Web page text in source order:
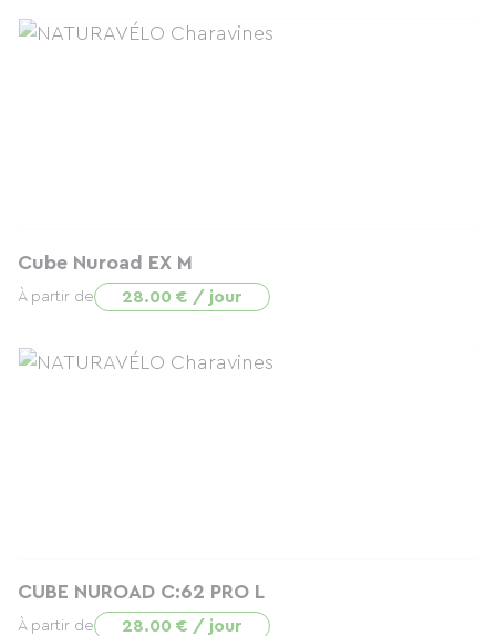
Cube Nuroad EX M
À partir de 28.00 € / jour
CUBE NUROAD C:62 PRO L
À partir de 28.00 € / jour